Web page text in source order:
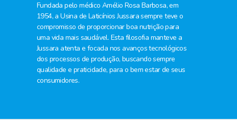
Fundada pelo médico Amélio Rosa Barbosa, em
1954, a Usina de Laticínios Jussara sempre teve o
compromisso de proporcionar boa nutrição para
uma vida mais saudável. Esta filosofia manteve a
Jussara atenta e focada nos avanços tecnológicos
dos processos de produção, buscando sempre
qualidade e praticidade, para o bem estar de seus
consumidores.